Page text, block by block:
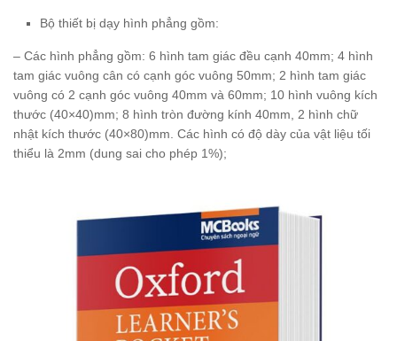
Bộ thiết bị dạy hình phẳng gồm:
– Các hình phẳng gồm: 6 hình tam giác đều cạnh 40mm; 4 hình
tam giác vuông cân có cạnh góc vuông 50mm; 2 hình tam giác
vuông có 2 cạnh góc vuông 40mm và 60mm; 10 hình vuông kích
thước (40×40)mm; 8 hình tròn đường kính 40mm, 2 hình chữ
nhật kích thước (40×80)mm. Các hình có độ dày của vật liệu tối
thiểu là 2mm (dung sai cho phép 1%);